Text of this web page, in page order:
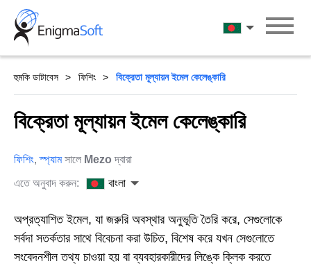
Skip
content
বাংলা
হুমকি ডাটাবেস ফিশিং বিক্রেতা মূল্যায়ন ইমেল কেলেঙ্কারি
বিক্রেতা মূল্যায়ন ইমেল কেলেঙ্কারি
ফিশিং,স্প্যামসালে Mezo দ্বারা
এতে অনুবাদ করুন:
বাংলা
অপ্রত্যাশিত ইমেল, যা জরুরি অবস্থার অনুভূতি তৈরি করে, সেগুলোকে
সর্বদা সতর্কতার সাথে বিবেচনা করা উচিত, বিশেষ করে যখন সেগুলোতে
সংবেদনশীল তথ্য চাওয়া হয় বা ব্যবহারকারীদের লিঙ্কে ক্লিক করতে